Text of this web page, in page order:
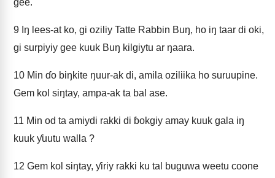
gee.
9 Iŋ lees-at ko, gi oziliy Tatte Rabbin Buŋ, ho iŋ taar di oki,
gi surpiyiy gee kuuk Buŋ kilgiytu ar ŋaara.
10 Min ɗo biŋkite ŋuur-ak di, amila oziliika ho suruupine.
Gem kol siŋtay, ampa-ak ta bal ase.
11 Min od ta amiydi rakki di ɓokgiy amay kuuk gala iŋ
kuuk ƴuutu walla ?
12 Gem kol siŋtay, ƴiriy rakki ku tal buguwa weetu coone